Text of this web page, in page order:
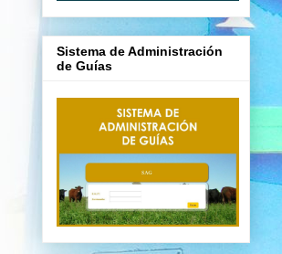
Sistema de Administración
de Guías